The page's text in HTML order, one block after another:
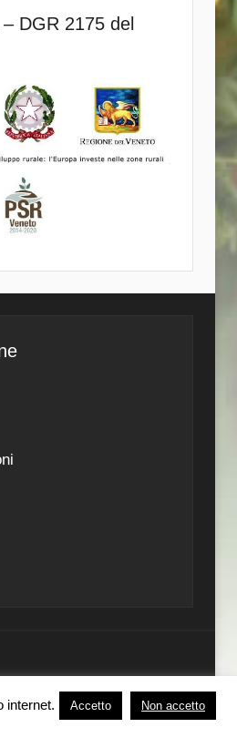
DGR 2175 del
internet.
Accetto Non accetto